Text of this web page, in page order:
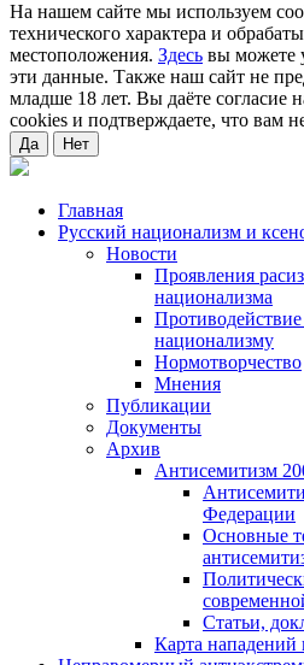
На нашем сайте мы используем
технического характера и
местоположения. Здесь вы можете
эти данные. Также наш сайт не
младше 18 лет. Вы даёте согласие
cookies и подтверждаете, что вам
Да Нет
Главная
Русский национализм и
Новости
Проявления
национализма
национализму
Нормотворчество
Мнения
Публикации
Документы
Архив
Антисемитизм
Федерации
Основные
Статьи,
Карта нападений